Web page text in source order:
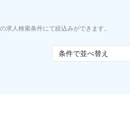
求人検索条件にて絞込みができます。
条件で並べ替え